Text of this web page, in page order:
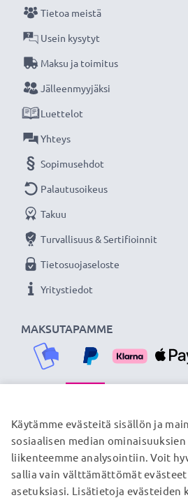
kuulokojeparistot tarjoavat
suorituskyvyn ja pitkän
nopea toimitus ja 3 vuoden
MAKSUTAPAMME
Tietoa meistä
Usein kysytyt
Maksu ja toimitus
Jälleenmyyjäksi
Luettelot
Yhteys
Sopimusehdot
Palautusoikeus
Takuu
Turvallisuus & Sertifioinnit
Tietosuojaseloste
Yritystiedot
TOIMITUSKUMPPANIMME
© subtel.fi 2026
Kaikki hinnat sisältävät
Käytämme evästeitä sisällön ja
sosiaalisen median
liikenteemme analysointiin. Voit
sallia vain välttämättömät
asetuksiasi. Lisätietoja evästeiden